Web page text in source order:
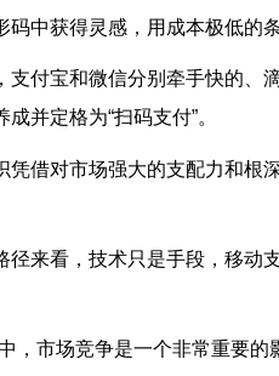
码中获得灵感，用成本极低的
支付宝和微信分别牵手快的、
并定格为“扫码支付”。
凭借对市场强大的支配力和根
径来看，技术只是手段，移动
，市场竞争是一个非常重要